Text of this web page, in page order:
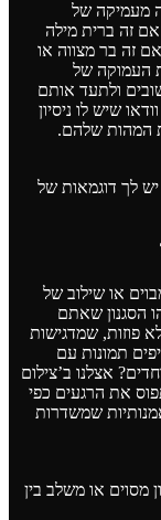
מעמיקה של
אם זה ברית מילה
זה בר מצווה או
העמוקה של
ולתעד אותם
שיש לו ניסיון
המהות שלהם.
לך דוגמאות של
או שילוב של
הסגנון שאתם
פוזות, שמדגישות
תמונות עם
אצלנו ב’צילום
את הרגעים כפי
שמשדרות
מסוים או משלב בין